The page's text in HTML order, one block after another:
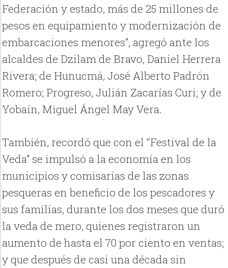
Federación y estado, más de 25 millones de
pesos en equipamiento y modernización de
embarcaciones menores”, agregó ante los
alcaldes de Dzilam de Bravo, Daniel Herrera
Rivera; de Hunucmá, José Alberto Padrón
Romero; Progreso, Julián Zacarías Curi; y de
Yobaín, Miguel Ángel May Vera.
También, recordó que con el “Festival de la
Veda” se impulsó a la economía en los
municipios y comisarías de las zonas
pesqueras en beneficio de los pescadores y
sus familias, durante los dos meses que duró
la veda de mero, quienes registraron un
aumento de hasta el 70 por ciento en ventas;
y que después de casi una década sin